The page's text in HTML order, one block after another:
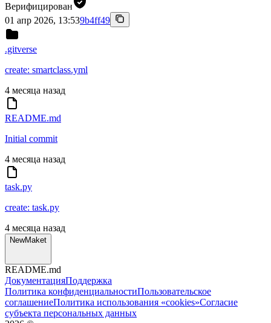
Верифицирован
01 апр 2026, 13:539b4ff49
.gitverse
create: smartclass.yml
4 месяца назад
README.md
Initial commit
4 месяца назад
task.py
create: task.py
4 месяца назад
NewMaket
README.md
ДокументацияПоддержка
Политика конфиденциальностиПользовательское
соглашениеПолитика использования «cookies»Согласие
субъекта персональных данных